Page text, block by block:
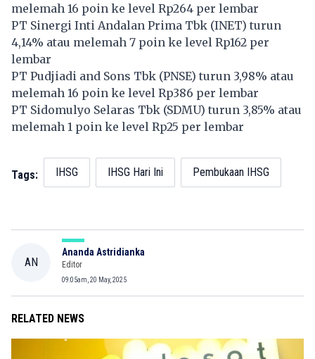
melemah 16 poin ke level Rp264 per lembar
PT Sinergi Inti Andalan Prima Tbk (INET) turun
4,14% atau melemah 7 poin ke level Rp162 per
lembar
PT Pudjiadi and Sons Tbk (PNSE) turun 3,98% atau
melemah 16 poin ke level Rp386 per lembar
PT Sidomulyo Selaras Tbk (SDMU) turun 3,85% atau
melemah 1 poin ke level Rp25 per lembar
Tags: IHSG IHSG Hari Ini Pembukaan IHSG
AN
Ananda Astridianka
Editor
09:05am, 20 May, 2025
RELATED NEWS